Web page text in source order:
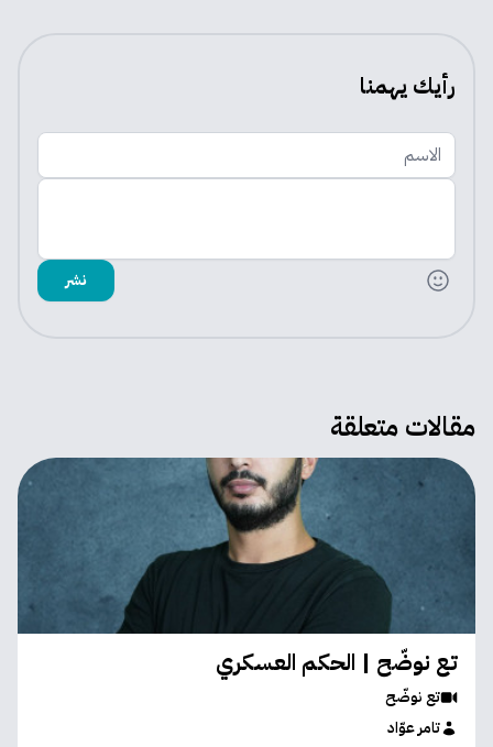
رأيك يهمنا
الاسم
اضف تعليقك
نشر
مقالات متعلقة
تع نوضّح | الحكم العسكري
تع نوضّح
تامر عوّاد